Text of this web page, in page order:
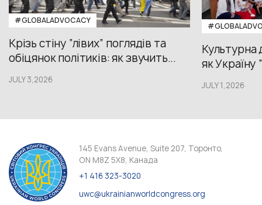
#GLOBALADVOCACY
Крізь стіну “лівих” поглядів та
обіцянок політиків: як звучить...
JULY 3,2026
Культурна
як
JULY 1,2026
145 Evans Avenue, Suite 207, Торонто,
ON M8Z 5X8, Канада
+1 416 323-3020
uwc@ukrainianworldcongress.org